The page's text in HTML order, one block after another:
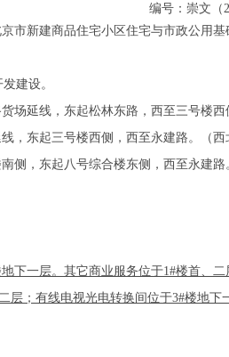
编号：崇文（
市新建商品住宅小区住宅与市政公用
建设。
延线，东起松林东路，西至三号楼西
东起三号楼西侧，西至永建路。（西
，东起八号综合楼东侧，西至永建路
下一层。其它商业服务位于1#楼首、二
层；有线电视光电转换间位于3#楼地下